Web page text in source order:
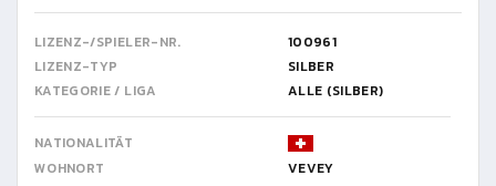
LIZENZ-/SPIELER-NR.
100961
LIZENZ-TYP
SILBER
KATEGORIE / LIGA
ALLE (SILBER)
NATIONALITÄT
WOHNORT
VEVEY